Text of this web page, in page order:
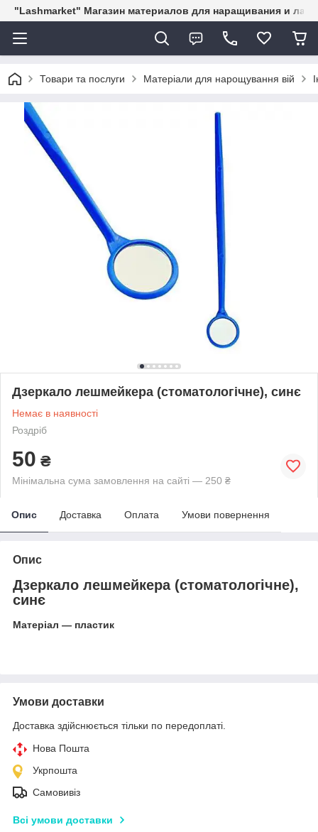
"Lashmarket" Магазин материалов для наращивания и
Товари та послуги Матеріали для нарощування вій
Дзеркало лешмейкера (стоматологічне), синє
Немає в наявності
Роздріб
50 ₴
Мінімальна сума замовлення на сайті — 250 ₴
Опис Доставка Оплата Умови повернення
Опис
Дзеркало лешмейкера (стоматологічне),
синє
Матеріал — пластик
Умови доставки
Доставка здійснюється тільки по передоплаті.
Нова Пошта
Укрпошта
Самовивіз
Всі умови доставки